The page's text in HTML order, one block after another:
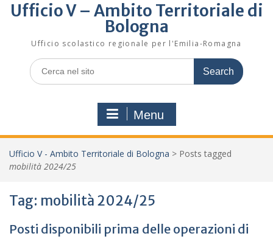
Ufficio V – Ambito Territoriale di
Bologna
Ufficio scolastico regionale per l'Emilia-Romagna
Search
for:
Menu
Ufficio V - Ambito Territoriale di Bologna > Posts tagged
mobilità 2024/25
Tag: mobilità 2024/25
Posti disponibili prima delle operazioni di